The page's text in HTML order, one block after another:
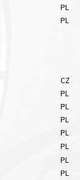
PL
PL
CZ
PL
PL
PL
PL
PL
PL
PL